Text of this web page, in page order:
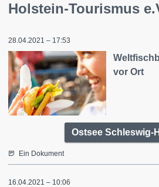
Holstein-Tourismus
28.04.2021 – 17:53
vor Ort
Ostsee Schleswig-
Ein Dokument
16.04.2021 – 10:06